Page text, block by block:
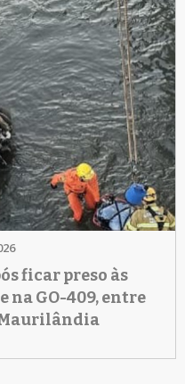
ficar preso às
na GO-409, entre